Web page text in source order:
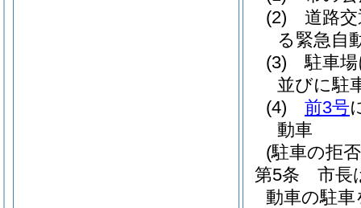
(2)
道路
る緊急自
(3)
駐車
並びに駐
(4)
前3号
動車
(駐車の拒
第5条
市長
動車の駐